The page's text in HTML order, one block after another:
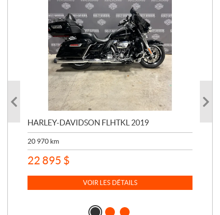
HARLEY-DAVIDSON FLHTKL 2019
20 970 km
22 895 $
VOIR LES DÉTAILS